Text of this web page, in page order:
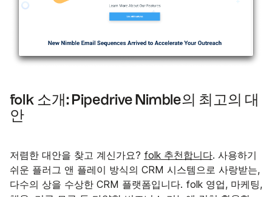
folk 소개: Pipedrive Nimble의 최고의 대
안
저렴한 대안을 찾고 계신가요? folk 추천합니다. 사용하기
쉬운 플러그 앤 플레이 방식의 CRM 시스템으로 사랑받는,
다수의 상을 수상한 CRM 플랫폼입니다. folk 영업, 마케팅,